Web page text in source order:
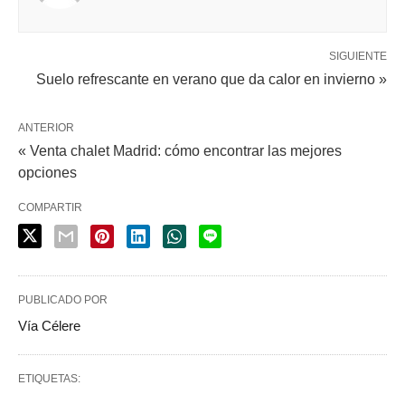
SIGUIENTE
Suelo refrescante en verano que da calor en invierno »
ANTERIOR
« Venta chalet Madrid: cómo encontrar las mejores
opciones
COMPARTIR
PUBLICADO POR
Vía Célere
ETIQUETAS: